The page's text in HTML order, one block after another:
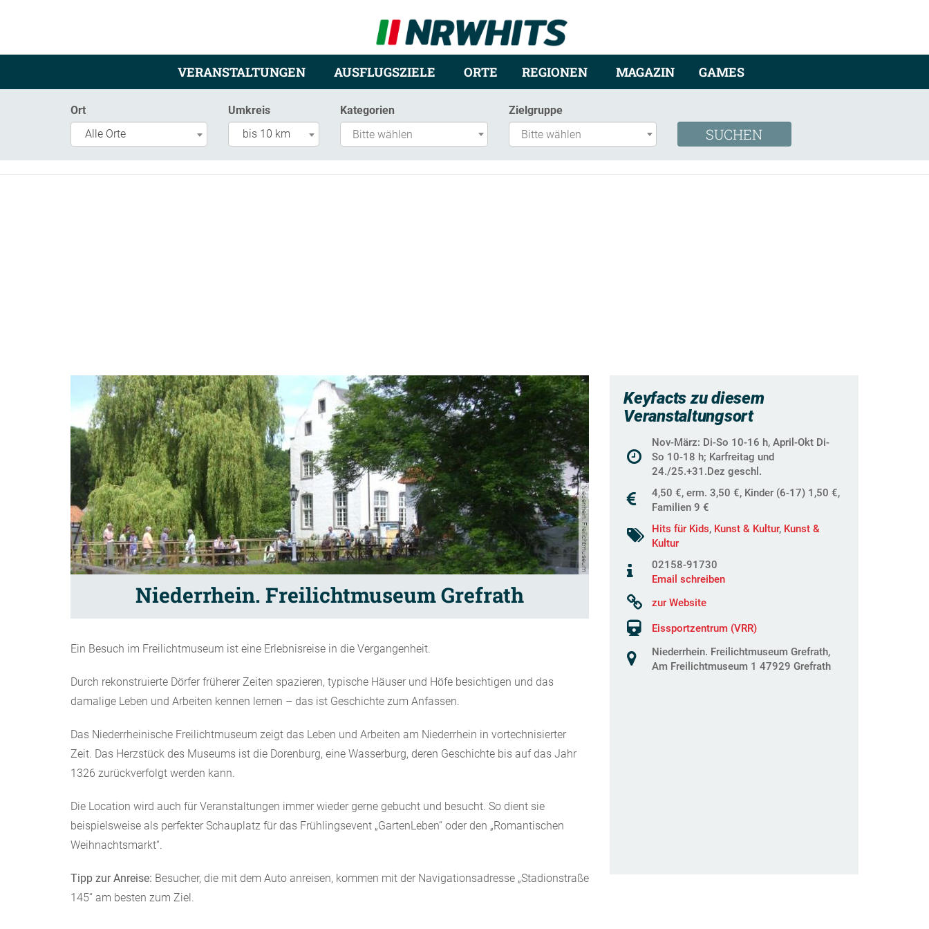
VERANSTALTUNGEN AUSFLUGSZIELE ORTE REGIONEN MAGAZIN GAMES
Ort
Alle Orte
Umkreis
bis 10 km
Kategorien Zielgruppe
Niederrhein. Freilichtmuseum
Niederrhein. Freilichtmuseum Grefrath
Ein Besuch im Freilichtmuseum ist eine Erlebnisreise in die Vergangenheit.
Durch rekonstruierte Dörfer früherer Zeiten spazieren, typische Häuser und Höfe besichtigen und das
damalige Leben und Arbeiten kennen lernen – das ist Geschichte zum Anfassen.
Das Niederrheinische Freilichtmuseum zeigt das Leben und Arbeiten am Niederrhein in vortechnisierter
Zeit. Das Herzstück des Museums ist die Dorenburg, eine Wasserburg, deren Geschichte bis auf das Jahr
1326 zurückverfolgt werden kann.
Die Location wird auch für Veranstaltungen immer wieder gerne gebucht und besucht. So dient sie
beispielsweise als perfekter Schauplatz für das Frühlingsevent „GartenLeben“ oder den „Romantischen
Weihnachtsmarkt“.
Tipp zur Anreise: Besucher, die mit dem Auto anreisen, kommen mit der Navigationsadresse „Stadionstraße
145“ am besten zum Ziel.
Keyfacts zu diesem
Veranstaltungsort
Nov-März: Di-So 10-16 h, April-Okt Di-
So 10-18 h; Karfreitag und
24./25.+31.Dez geschl.
4,50 €, erm. 3,50 €, Kinder (6-17) 1,50 €,
Familien 9 €
Hits für Kids, Kunst & Kultur, Kunst &
Kultur
02158-91730
Email schreiben
zur Website
Eissportzentrum (VRR)
Niederrhein. Freilichtmuseum Grefrath,
Am Freilichtmuseum 1 47929 Grefrath